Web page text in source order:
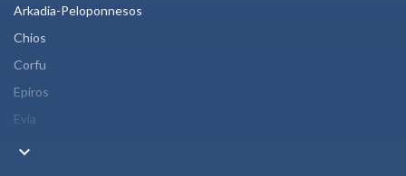
Arkadia-Peloponnesos
Chios
Corfu
Epiros
Evia
keyboard_arrow_down